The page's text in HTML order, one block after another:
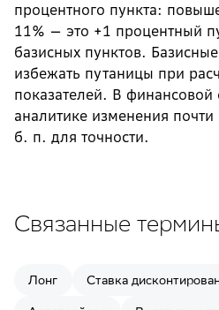
процентного пункта:
11% — это +1 процентный
базисных пунктов.
избежать путаницы при
показателей. В финансовой
аналитике изменения
б. п. для точности.
Связанные
Лонг Ставка